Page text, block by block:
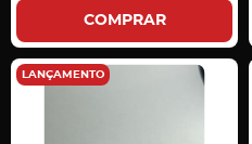
COMPRAR
LANÇAMENTO